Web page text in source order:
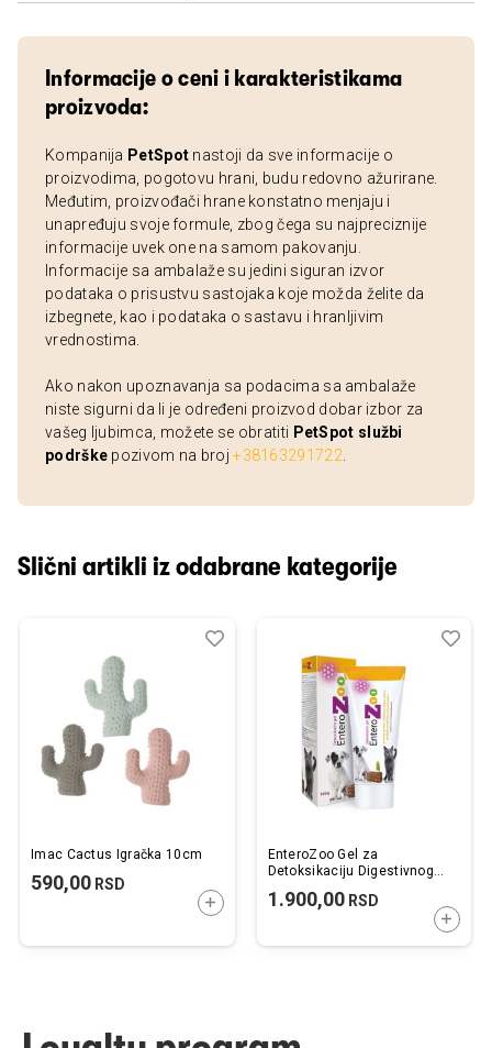
Informacije o ceni i karakteristikama
proizvoda:
Kompanija PetSpot nastoji da sve informacije o
proizvodima, pogotovu hrani, budu redovno ažurirane.
Međutim, proizvođači hrane konstatno menjaju i
unapređuju svoje formule, zbog čega su najpreciznije
informacije uvek one na samom pakovanju.
Informacije sa ambalaže su jedini siguran izvor
podataka o prisustvu sastojaka koje možda želite da
izbegnete, kao i podataka o sastavu i hranljivim
vrednostima.
Ako nakon upoznavanja sa podacima sa ambalaže
niste sigurni da li je određeni proizvod dobar izbor za
vašeg ljubimca, možete se obratiti PetSpot službi
podrške pozivom na broj+38163291722
Slični artikli iz odabrane kategorije
Imac Cactus Igračka 10cm
590,00 RSD
DODAJTE U KORPU
Dodaj
Uporedi
EnteroZoo Gel za
Detoksikaciju Digestivnog
1.900,00RSD